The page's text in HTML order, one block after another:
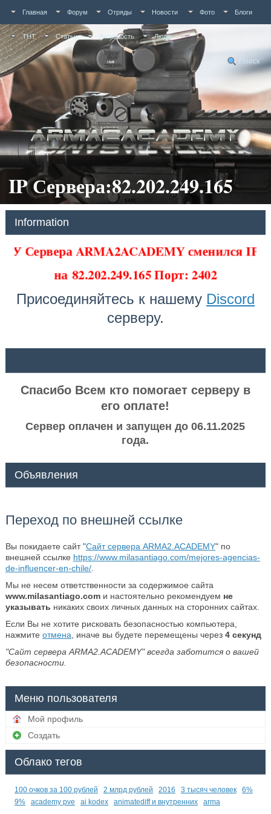
Главная Форум Отряды Новости Фото Блоги
ТНТ Статьи Активность Люди
Поиск
IP Сервера:82.202.249.165
Information
У Сервера ARMA2ACADEMY сменился IP
на82.202.249.165 Порт: 2402
Присоединяйтесь к нашему Discord
серверу.
Спасибо Всем кто помогает серверу в
его оплате!
Сервер оплачен и запущен до 06.11.2025
года.
Объявления
Переход по внешней ссылке
Вы покидаете сайт "Сайт сервера ARMA2.ACADEMY" по
внешней ссылке https://www.milasantiago.com/mejores-agencias-
de-influencer-en-chile/.
Мы не несем ответственности за содержимое сайта
www.milasantiago.comи настоятельно рекомендуем не
указывать никаких своих личных данных на сторонних сайтах.
Если Вы не хотите рисковать безопасностью компьютера,
нажмите отмена , иначе вы будете перемещены через 4секунд
"Сайт сервера ARMA2.ACADEMY" всегда заботится о вашей
безопасности.
Меню пользователя
Мой профиль
Создать
Облако тегов
100 очков за 100 рублей 2 млрд рублей 2016 3 тысяч человек
6%
9%
academy pve ai kodex animatediff и внутренних arma